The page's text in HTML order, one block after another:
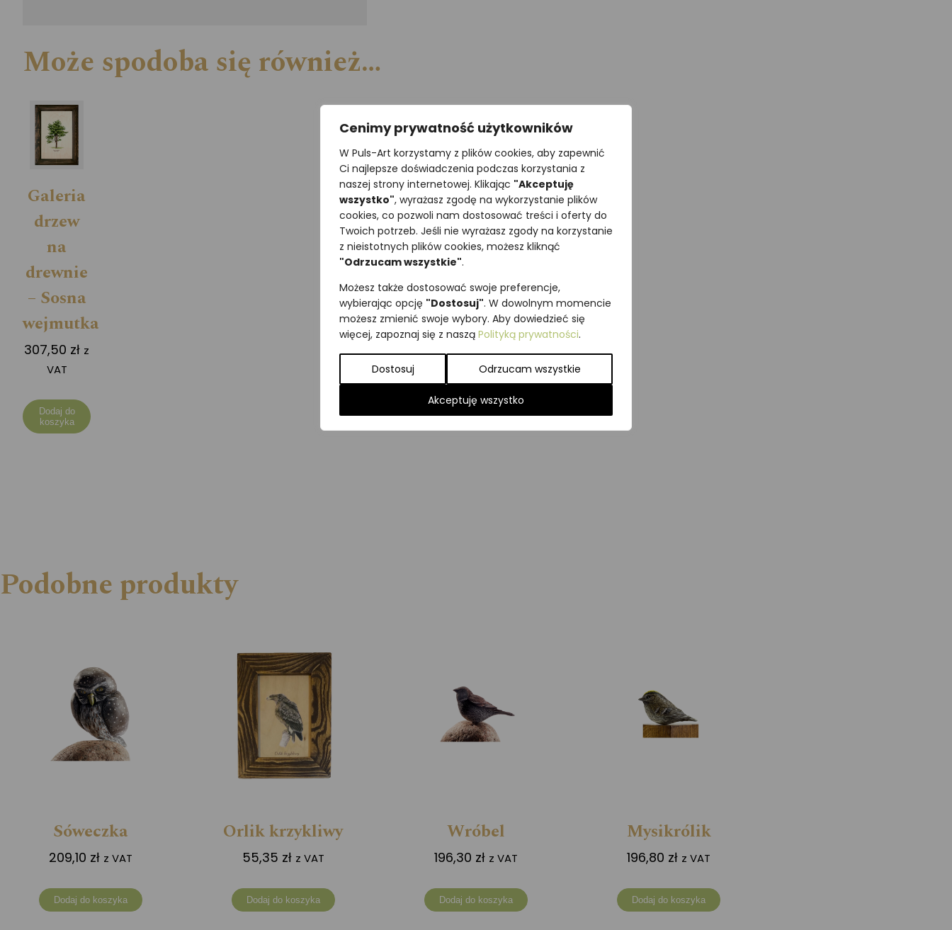
Cenimy prywatność użytkowników
W Puls-Art korzystamy z plików cookies, aby zapewnić
Ci najlepsze doświadczenia podczas korzystania z
naszej strony internetowej. Klikając "Akceptuję
wszystko", wyrażasz zgodę na wykorzystanie plików
cookies, co pozwoli nam dostosować treści i oferty do
Twoich potrzeb. Jeśli nie wyrażasz zgody na korzystanie
z nieistotnych plików cookies, możesz kliknąć
"Odrzucam wszystkie".
Możesz także dostosować swoje preferencje,
wybierając opcję "Dostosuj". W dowolnym momencie
możesz zmienić swoje wybory. Aby dowiedzieć się
więcej, zapoznaj się z naszą Polityką prywatności.
Dostosuj Odrzucam wszystkie
Akceptuję wszystko
Może spodoba się również…
Galeria
drzew
na
drewnie
– Sosna
wejmutka
307,50 zł z
VAT
Dodaj do
koszyka
Podobne produkty
Sóweczka
209,10 zł z VAT
Dodaj do koszyka
Orlik krzykliwy
55,35 zł z VAT
Dodaj do koszyka
Wróbel
196,30 zł z VAT
Dodaj do koszyka
Mysikrólik
196,80 zł z VAT
Dodaj do koszyka